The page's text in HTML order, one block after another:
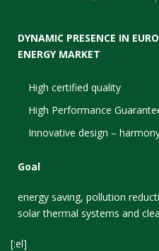
DYNAMIC PRESENCE IN
ENERGY MARKET
High certified quality
High Performance
Innovative design –
Goal
energy saving, pollution
solar thermal systems and
[:el]